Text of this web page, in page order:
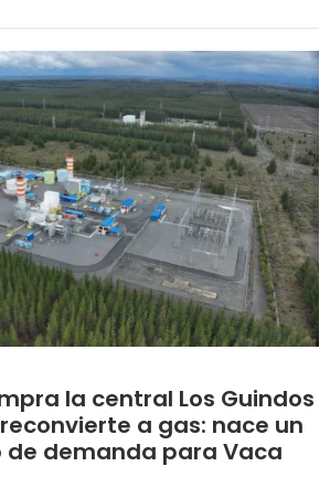
en la cuenca
la central Los Guindos
a gas: nace un
de demanda para Vaca